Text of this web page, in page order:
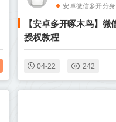
安卓微信多开分身
【安卓多开啄木鸟】
授权教程
04-22 242